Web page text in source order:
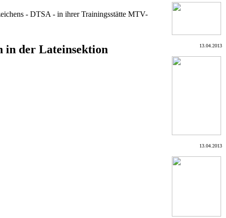
- DTSA - in ihrer Trainingsstätte MTV-
13.04.2013
in der Lateinsektion
13.04.2013